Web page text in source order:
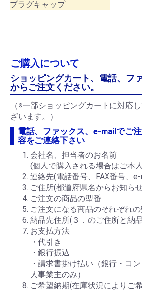
プラグキャップ
ご購入について
ショッピングカート、電話、フ
からご注文ください。
（※一部ショッピングカートに対応
ざいます。）
電話、ファックス、e-mailでご
容をご連絡下さい
会社名、担当者のお名前
(個人で購入される場合はご本
連絡先(電話番号、FAX番号、
ご住所(都道府県名からお知ら
ご注文の商品の型番
ご注文になる商品のそれぞれ
納品先住所(３．のご住所と納
お支払方法
・代引き
・銀行振込
・請求書掛け払い（銀行・コ
人事業主のみ）
ご希望納期(在庫状況によりご